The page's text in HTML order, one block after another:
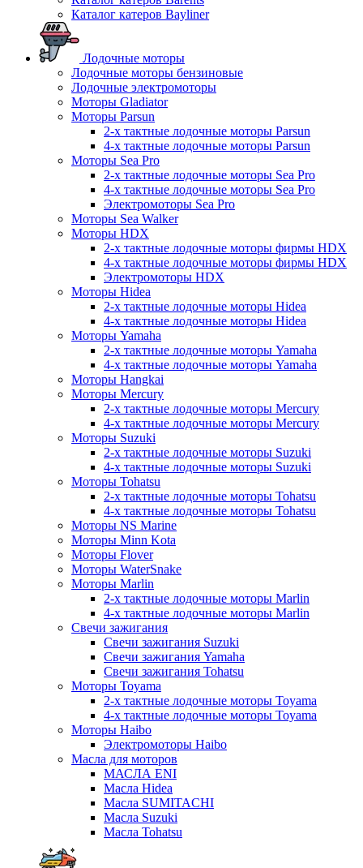
Каталог катеров Bayliner
Лодочные моторы
Лодочные моторы бензиновые
Лодочные электромоторы
Моторы Gladiator
Моторы Parsun
2-х тактные лодочные моторы Parsun
4-х тактные лодочные моторы Parsun
Моторы Sea Pro
2-х тактные лодочные моторы Sea Pro
4-х тактные лодочные моторы Sea Pro
Электромоторы Sea Pro
Моторы Sea Walker
Моторы HDX
2-х тактные лодочные моторы фирмы HDX
4-х тактные лодочные моторы фирмы HDX
Электромоторы HDX
Моторы Hidea
2-х тактные лодочные моторы Hidea
4-х тактные лодочные моторы Hidea
Моторы Yamaha
2-х тактные лодочные моторы Yamaha
4-х тактные лодочные моторы Yamaha
Моторы Hangkai
Моторы Mercury
2-х тактные лодочные моторы Mercury
4-х тактные лодочные моторы Mercury
Моторы Suzuki
2-х тактные лодочные моторы Suzuki
4-х тактные лодочные моторы Suzuki
Моторы Tohatsu
2-х тактные лодочные моторы Tohatsu
4-х тактные лодочные моторы Tohatsu
Моторы NS Marine
Моторы Minn Kota
Моторы Flover
Моторы WaterSnake
Моторы Marlin
2-х тактные лодочные моторы Marlin
4-х тактные лодочные моторы Marlin
Свечи зажигания
Свечи зажигания Suzuki
Свечи зажигания Yamaha
Свечи зажигания Tohatsu
Моторы Toyama
2-х тактные лодочные моторы Toyama
4-х тактные лодочные моторы Toyama
Моторы Haibo
Электромоторы Haibo
Масла для моторов
МАСЛА ENI
Масла Hidea
Масла SUMITACHI
Масла Suzuki
Масла Tohatsu